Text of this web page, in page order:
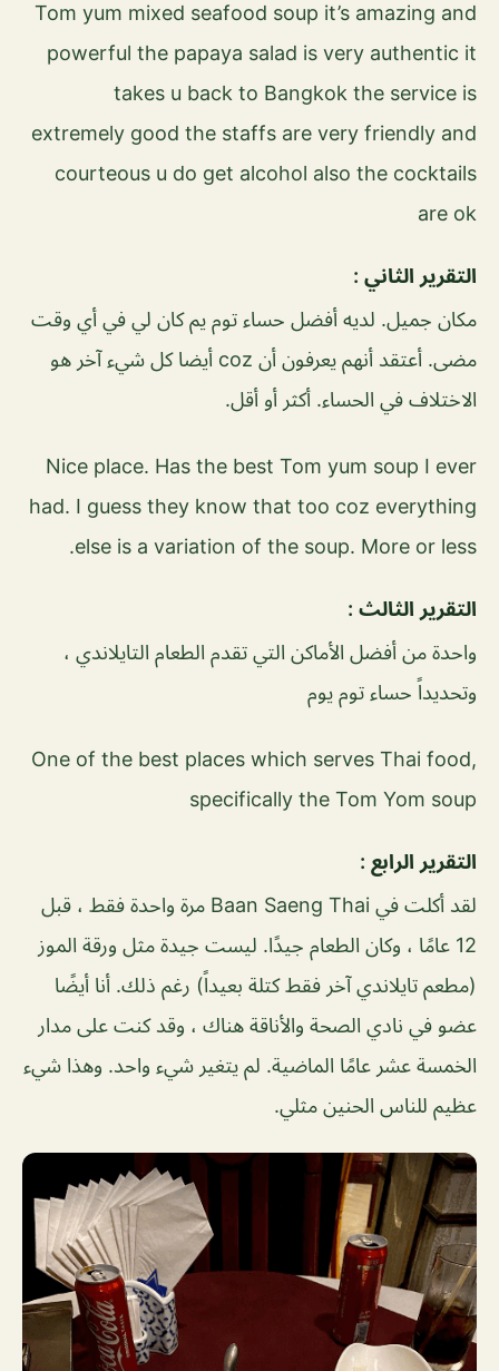
Tom yum mixed seafood soup it’s amazing and
powerful the papaya salad is very authentic it
takes u back to Bangkok the service is
extremely good the staffs are very friendly and
courteous u do get alcohol also the cocktails
are ok
التقرير الثاني :
مكان جميل. لديه أفضل حساء توم يم كان لي في أي وقت
مضى. أعتقد أنهم يعرفون أن coz أيضا كل شيء آخر هو
الاختلاف في الحساء. أكثر أو أقل.
Nice place. Has the best Tom yum soup I ever
had. I guess they know that too coz everything
else is a variation of the soup. More or less.
التقرير الثالث :
واحدة من أفضل الأماكن التي تقدم الطعام التايلاندي ،
وتحديداً حساء توم يوم
One of the best places which serves Thai food,
specifically the Tom Yom soup
التقرير الرابع :
لقد أكلت في Baan Saeng Thai مرة واحدة فقط ، قبل
12 عامًا ، وكان الطعام جيدًا. ليست جيدة مثل ورقة الموز
(مطعم تايلاندي آخر فقط كتلة بعيداً) رغم ذلك. أنا أيضًا
عضو في نادي الصحة والأناقة هناك ، وقد كنت على مدار
الخمسة عشر عامًا الماضية. لم يتغير شيء واحد. وهذا شيء
عظيم للناس الحنين مثلي.